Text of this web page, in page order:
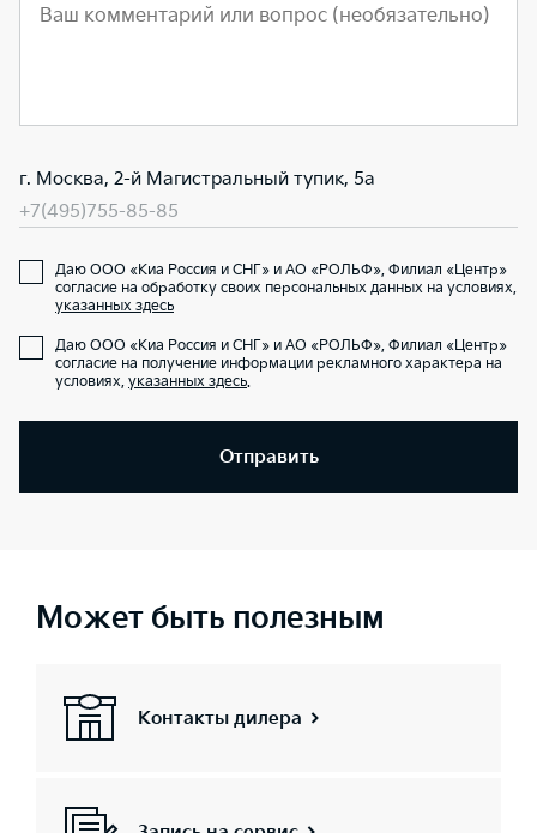
г. Москва, 2-й Магистральный тупик, 5а
+7(495)755-85-85
Даю ООО «Киа Россия и СНГ» и АО «РОЛЬФ», Филиал «Центр»
согласие на обработку своих персональных данных на условиях,
указанных здесь
Даю ООО «Киа Россия и СНГ» и АО «РОЛЬФ», Филиал «Центр»
согласие на получение информации рекламного характера на
условиях, указанных здесь.
Отправить
Может быть полезным
Контакты дилера